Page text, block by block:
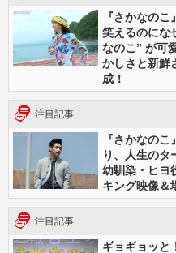
『さかなの
笑えるのにな
なのこ” が可
かしさと新鮮
成！
注目記事
『さかなの
り、人生のタ
幼馴染・ヒヨ
キング映像＆
注目記事
ギョギョッと